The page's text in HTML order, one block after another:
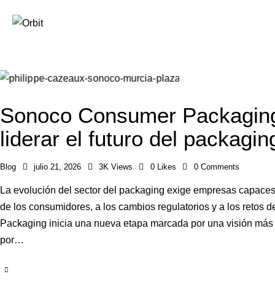
Sonoco Consumer
liderar el futuro del
Blog julio 21, 2026 3K Views 0 Likes 0 Comments
La evolución del sector del packaging exige empresas
de los consumidores, a los cambios regulatorios y a los retos
Packaging inicia una nueva etapa marcada por una visión
por…